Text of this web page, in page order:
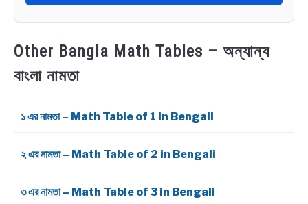
Other Bangla Math Tables – অন্যান্য
বাংলা নামতা
১ এর নামতা – Math Table of 1 in Bengali
২ এর নামতা – Math Table of 2 in Bengali
৩ এর নামতা – Math Table of 3 in Bengali